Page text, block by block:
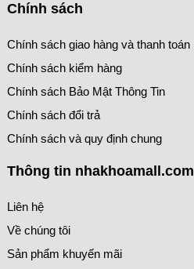
Chính sách
Chính sách giao hàng và thanh toán
Chính sách kiểm hàng
Chính sách Bảo Mật Thông Tin
Chính sách đổi trả
Chính sách và quy định chung
Thông tin nhakhoamall.com
Liên hệ
Về chúng tôi
Sản phẩm khuyến mãi